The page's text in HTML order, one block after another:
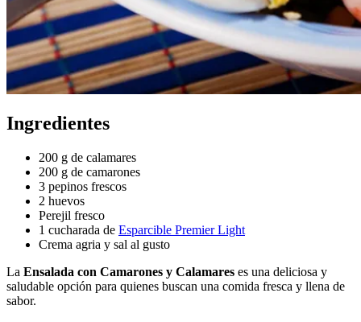
Ingredientes
200 g de calamares
200 g de camarones
3 pepinos frescos
2 huevos
Perejil fresco
1 cucharada de Esparcible Premier Light
Crema agria y sal al gusto
La Ensalada con Camarones y Calamares es una deliciosa y
saludable opción para quienes buscan una comida fresca y llena de
sabor.